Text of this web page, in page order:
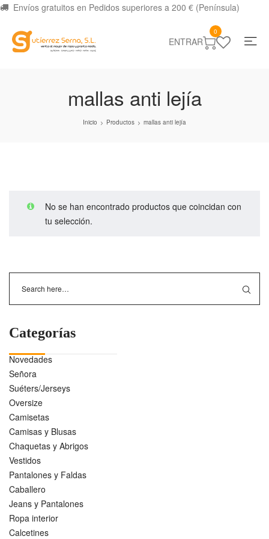
Envíos gratuitos en Pedidos superiores a 200 € (Península)
ENTRAR
0
mallas anti lejía
Inicio > Productos > mallas anti lejía
No se han encontrado productos que coincidan con
tu selección.
Categorías
Novedades
Señora
Suéters/Jerseys
Oversize
Camisetas
Camisas y Blusas
Chaquetas y Abrigos
Vestidos
Pantalones y Faldas
Caballero
Jeans y Pantalones
Ropa interior
Calcetines